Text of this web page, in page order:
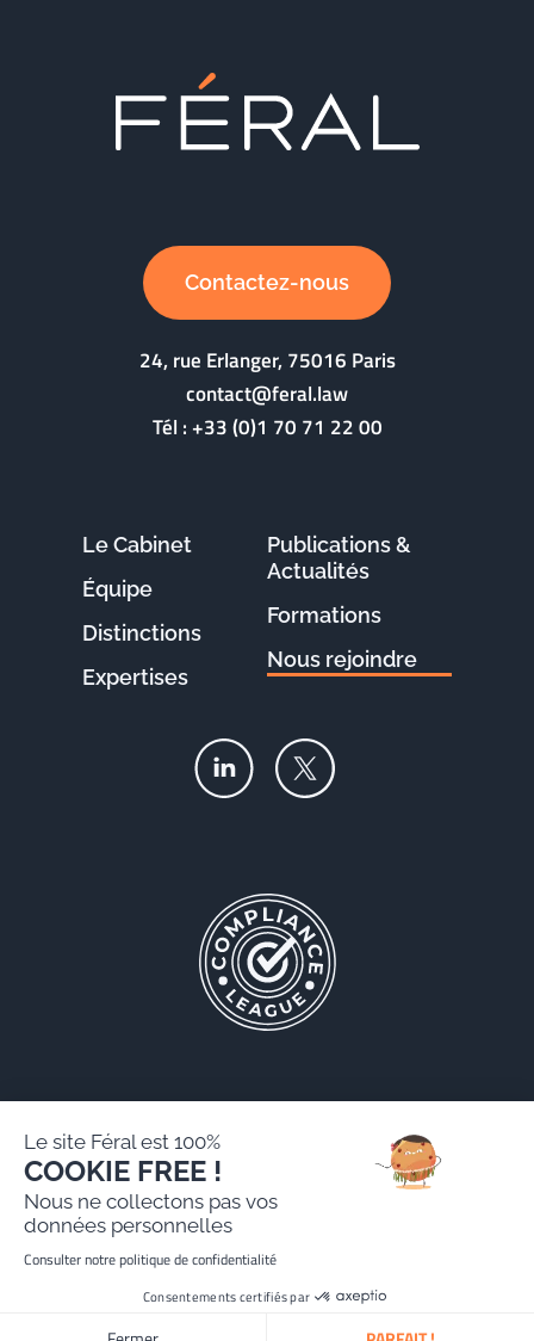
Contactez-nous
24, rue Erlanger, 75016 Paris
contact@feral.law
Tél :+33 (0)1 70 71 22 00
Le Cabinet
Équipe
Distinctions
Expertises
Publications &
Actualités
Formations
Nous rejoindre
Mentions légales
Politique de protection des données personnelles
Site réalisé par Paradygm
Le site Féral est 100%
COOKIE FREE !
Nous ne collectons pas vos
données personnelles
Consulter notre politique de confidentialité
Consentements certifiés par